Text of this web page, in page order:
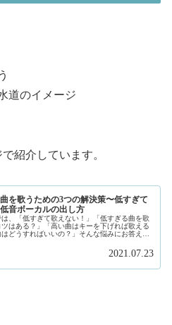
道のイメージ
紹介しています。
を歌うための3つの解決策〜低すぎて
音ボーカルの出し方
は、「低すぎて歌えない！」「低すぎる曲を歌
ツはある？」「高い曲はキーを下げれば歌える
どうすればいいの？」そんな悩みにお答えし
2021.07.23